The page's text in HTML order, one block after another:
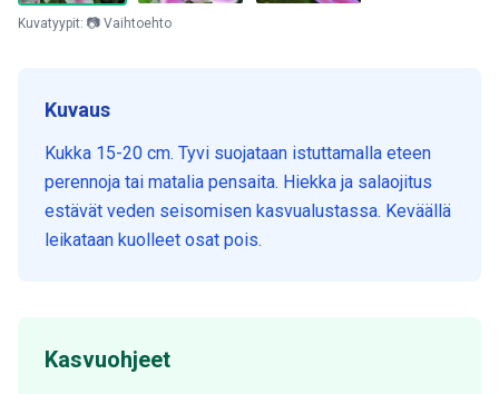
Kuvatyypit: 📷 Vaihtoehto
Kuvaus
Kukka 15-20 cm. Tyvi suojataan istuttamalla eteen
perennoja tai matalia pensaita. Hiekka ja salaojitus
estävät veden seisomisen kasvualustassa. Keväällä
leikataan kuolleet osat pois.
Kasvuohjeet